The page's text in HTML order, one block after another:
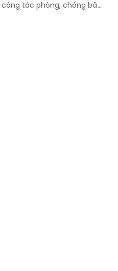
tác phòng, chống bão,